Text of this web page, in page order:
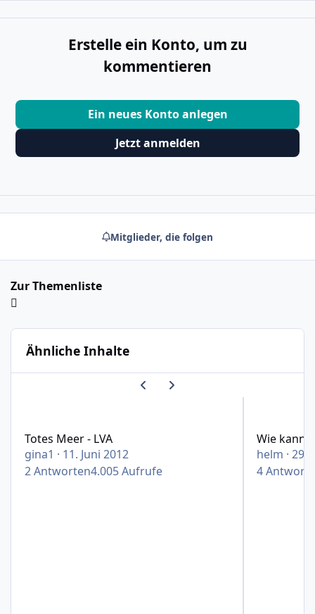
Erstelle ein Konto, um zu
kommentieren
Ein neues Konto anlegen
Jetzt anmelden
Mitglieder, die folgen
Zur Themenliste
Ähnliche Inhalte
Vorherige Karussell-Folie
Nächste Karussell-Folie
Totes Meer - LVA
gina1 · 11. Juni 2012
2Antworten4.005Aufrufe
Wie kann
helm ·29.
4